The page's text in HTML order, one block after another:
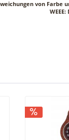
von Farbe
WEEE: